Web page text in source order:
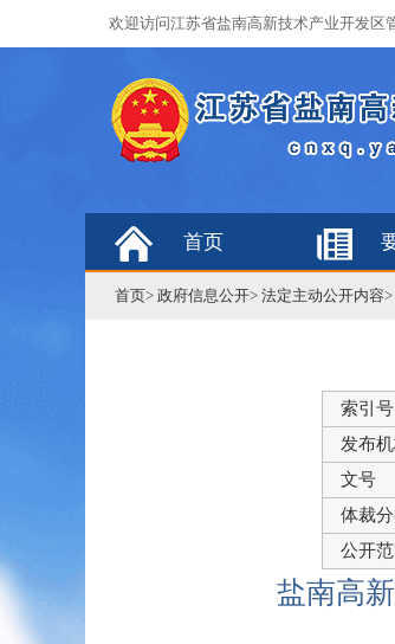
欢迎访问江苏省盐南高新技术产业开发区
首页
首页> 政府信息公开> 法定主动公开内容>
索引号
发布
文号
体裁
公开范
盐南高